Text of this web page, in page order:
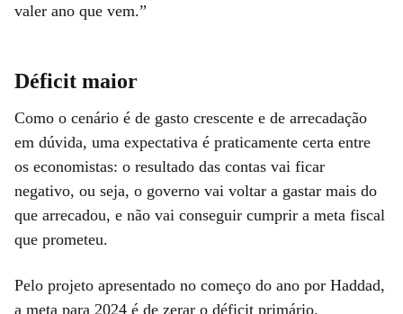
valer ano que vem.”
Déficit maior
Como o cenário é de gasto crescente e de arrecadação
em dúvida, uma expectativa é praticamente certa entre
os economistas: o resultado das contas vai ficar
negativo, ou seja, o governo vai voltar a gastar mais do
que arrecadou, e não vai conseguir cumprir a meta fiscal
que prometeu.
Pelo projeto apresentado no começo do ano por Haddad,
a meta para 2024 é de zerar o déficit primário.